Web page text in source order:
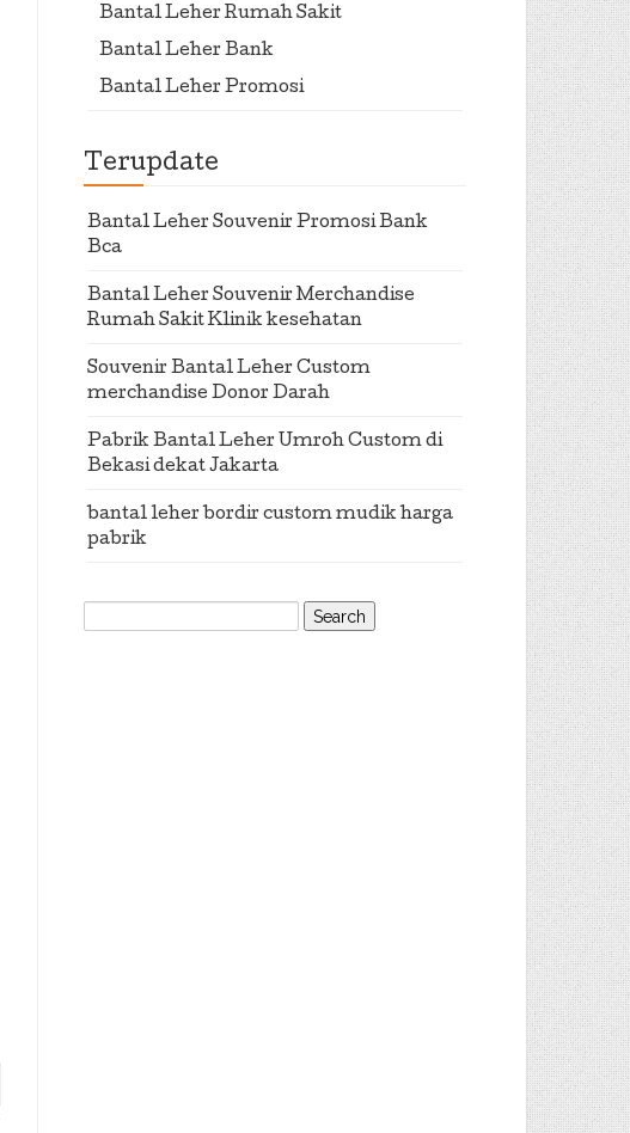
Bantal Leher Rumah Sakit
Bantal Leher Bank
Bantal Leher Promosi
Terupdate
Bantal Leher Souvenir Promosi Bank
Bca
Bantal Leher Souvenir Merchandise
Rumah Sakit Klinik kesehatan
Souvenir Bantal Leher Custom
merchandise Donor Darah
Pabrik Bantal Leher Umroh Custom di
Bekasi dekat Jakarta
bantal leher bordir custom mudik harga
pabrik
Search
for: